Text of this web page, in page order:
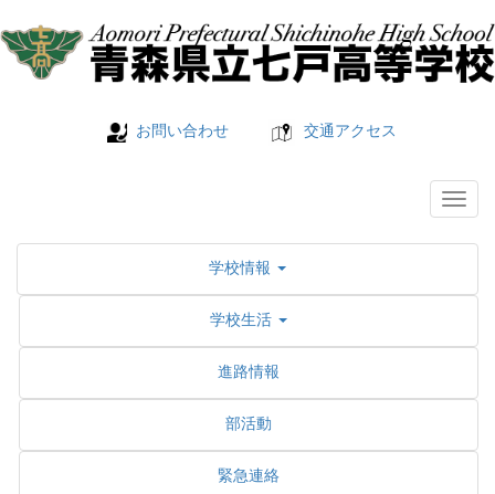
お問い合わせ 交通アクセス
学校情報
学校生活
進路情報
部活動
緊急連絡